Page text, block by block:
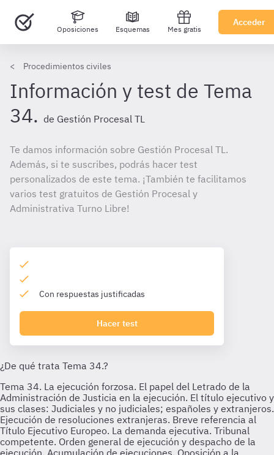
Oposiciones Esquemas Mes gratis
Acceder
Procedimientos civiles
Información y test de Tema
34. de Gestión Procesal TL
Te damos información sobre Gestión Procesal TL.
Además, si te suscribes, podrás hacer test
personalizados de este tema. ¡También te facilitamos
varios test gratuitos de Gestión Procesal y
Administrativa Turno Libre!
Con respuestas justificadas
Hacer test